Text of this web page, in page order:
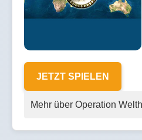
JETZT SPIELEN
Mehr über Operation